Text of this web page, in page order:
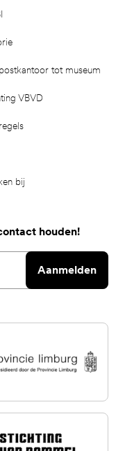
tot museum
VBVD
bij
houden!
Aanmelden